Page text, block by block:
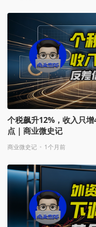
个税飙升12%，收入只
点｜商业微史记
商业微史记 1个月前